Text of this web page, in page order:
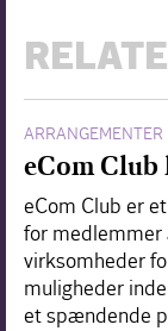
ARRANGEMENTER
eCom Club
eCom Club er
for medlemmer
virksomheder
muligheder
et spændende